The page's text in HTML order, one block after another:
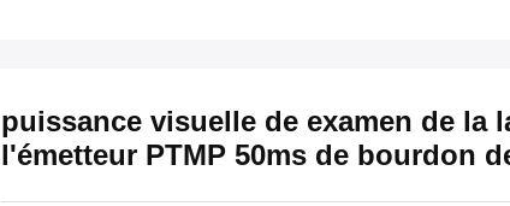
puissance visuelle de examen de la
l'émetteur PTMP 50ms de bourdon